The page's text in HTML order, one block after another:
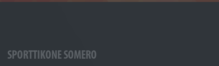
SPORTTIKONE SOMERO